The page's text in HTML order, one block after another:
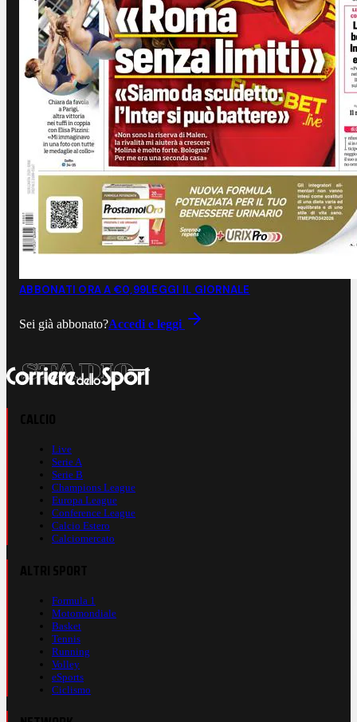
ABBONATI ORA A €0,99LEGGI IL GIORNALE
Sei già abbonato?Accedi e leggi
Live
Serie A
Serie B
Champions League
Europa League
Conference League
Calcio Estero
Calciomercato
Formula 1
Motomondiale
Basket
Tennis
Running
Volley
eSports
Ciclismo